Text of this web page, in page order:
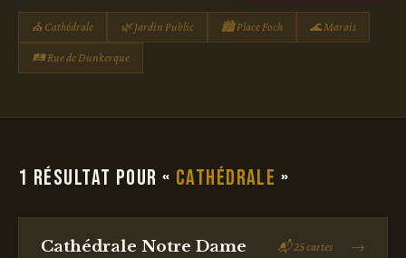
⛪ Cathédrale 🌿 Jardin Public 🏙 Place Foch 🌊 Marais
🛤 Rue de Dunkerque
1 résultat pour « Cathédrale »
Cathédrale Notre Dame 📬 25 cartes →